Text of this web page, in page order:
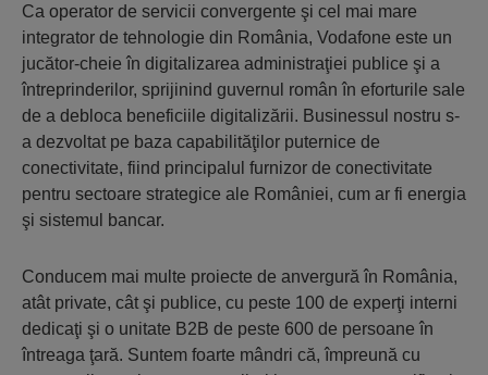
Ca operator de servicii convergente şi cel mai mare
integrator de tehnologie din România, Vodafone este un
jucător-cheie în digitalizarea administraţiei publice şi a
întreprinderilor, sprijinind guvernul român în eforturile sale
de a debloca beneficiile digitalizării. Businessul nostru s-
a dezvoltat pe baza capabilităţilor puternice de
conectivitate, fiind principalul furnizor de conectivitate
pentru sectoare strategice ale României, cum ar fi energia
şi sistemul bancar.
Conducem mai multe proiecte de anvergură în România,
atât private, cât şi publice, cu peste 100 de experţi interni
dedicaţi şi o unitate B2B de peste 600 de persoane în
întreaga ţară. Suntem foarte mândri că, împreună cu